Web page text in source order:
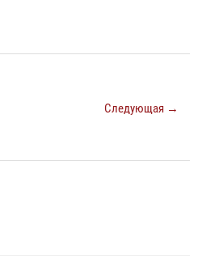
Следующая →